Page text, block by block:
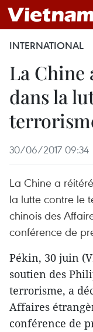
INTERNATIONAL
La Chine
dans la
30/06/2017 09:34
La Chine a
la lutte contre le
chinois des
conférence de
Pékin, 30 juin
soutien des
terrorisme, a
Affaires
conférence de